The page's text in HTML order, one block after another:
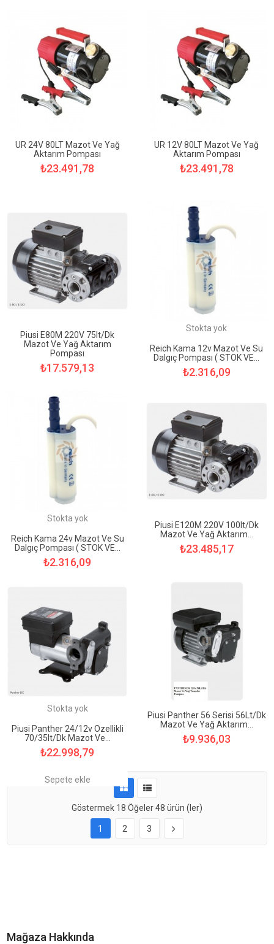
UR 24V 80LT Mazot Ve Yağ
Aktarım Pompası
₺23.491,78
UR 12V 80LT Mazot Ve Yağ
Aktarım Pompası
₺23.491,78
Piusi E80M 220V 75lt/dk
Mazot Ve Yağ Aktarım
Pompası
₺17.579,13
Stokta yok
Reich Kama 12v Mazot Ve Su
Dalgıç Pompası ( STOK VE...
₺2.316,09
Stokta yok
Reich Kama 24v Mazot Ve Su
Dalgıç Pompası ( STOK VE...
₺2.316,09
Piusi E120M 220V 100lt/dk
Mazot Ve Yağ Aktarım...
₺23.485,17
Stokta yok
Piusi Panther 24/12v Özellikli
70/35lt/dk Mazot Ve...
₺22.998,79
Sepete ekle
Piusi Panther 56 Serisi 56Lt/Dk
Mazot Ve Yağ Aktarım...
₺9.936,03
Göstermek 18 Öğeler48 ürün (ler)
1 2 3
Mağaza Hakkında